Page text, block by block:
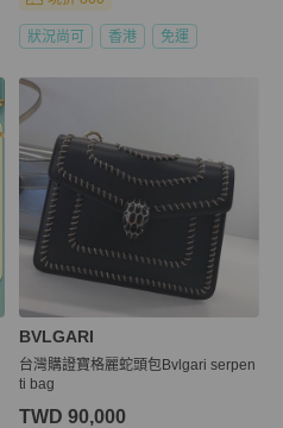
狀況尚可 香港 免運
BVLGARI
台灣購證寶格麗蛇頭包Bvlgari serpen
ti bag
TWD 90,000